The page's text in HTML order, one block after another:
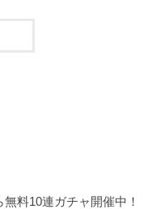
無料10連ガチャ開催中！